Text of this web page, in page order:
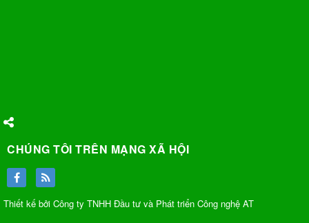
CHÚNG TÔI TRÊN MẠNG XÃ HỘI
Thiết kế bởi Công ty TNHH Đầu tư và Phát triển Công nghệ AT